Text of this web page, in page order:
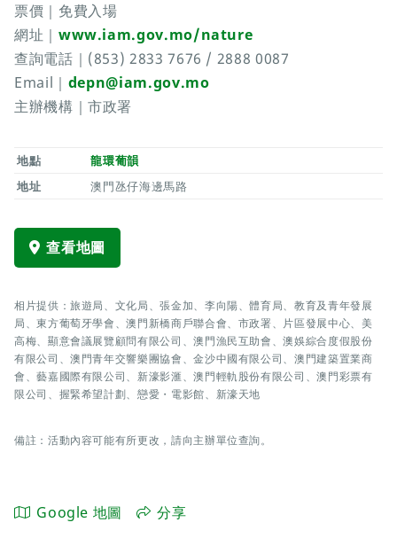
票價｜免費入場
網址｜ www.iam.gov.mo/nature
查詢電話｜(853) 2833 7676 / 2888 0087
Email｜ depn@iam.gov.mo
主辦機構｜市政署
地點
龍環葡韻
地址
澳門氹仔海邊馬路
查看地圖
相片提供：旅遊局、文化局、張金加、李向陽、體育局、教育及青年發展
局、東方葡萄牙學會、澳門新橋商戶聯合會、市政署、片區發展中心、美
高梅、顯意會議展覽顧問有限公司、澳門漁民互助會、澳娛綜合度假股份
有限公司、澳門青年交響樂團協會、金沙中國有限公司、澳門建築置業商
會、藝嘉國際有限公司、新濠影滙、澳門輕軌股份有限公司、澳門彩票有
限公司、握緊希望計劃、戀愛・電影館、新濠天地
備註：活動內容可能有所更改，請向主辦單位查詢。
Google 地圖 分享